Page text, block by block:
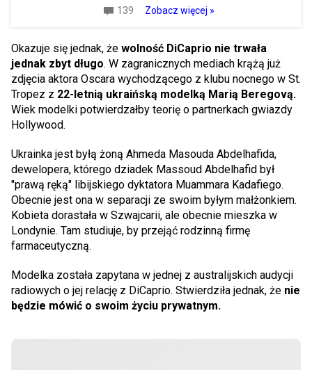
139 Zobacz więcej »
Okazuje się jednak, że wolność DiCaprio nie trwała
jednak zbyt długo. W zagranicznych mediach krążą już
zdjęcia aktora Oscara wychodzącego z klubu nocnego w St.
Tropez z 22-letnią ukraińską modelką Marią Beregovą.
Wiek modelki potwierdzałby teorię o partnerkach gwiazdy
Hollywood.
Ukrainka jest byłą żoną Ahmeda Masouda Abdelhafida,
dewelopera, którego dziadek Massoud Abdelhafid był
"prawą ręką" libijskiego dyktatora Muammara Kadafiego.
Obecnie jest ona w separacji ze swoim byłym małżonkiem.
Kobieta dorastała w Szwajcarii, ale obecnie mieszka w
Londynie. Tam studiuje, by przejąć rodzinną firmę
farmaceutyczną.
Modelka została zapytana w jednej z australijskich audycji
radiowych o jej relację z DiCaprio. Stwierdziła jednak, że nie
będzie mówić o swoim życiu prywatnym.